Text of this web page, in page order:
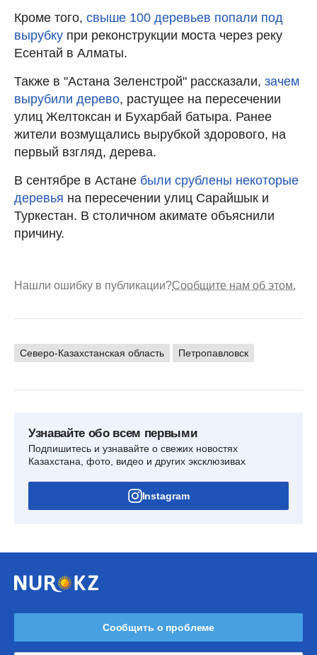
Кроме того, свыше 100 деревьев попали под
вырубку при реконструкции моста через реку
Есентай в Алматы.
Также в "Астана Зеленстрой" рассказали, зачем
вырубили дерево, растущее на пересечении
улиц Желтоксан и Бухарбай батыра. Ранее
жители возмущались вырубкой здорового, на
первый взгляд, дерева.
В сентябре в Астане были срублены некоторые
деревья на пересечении улиц Сарайшык и
Туркестан. В столичном акимате объяснили
причину.
Нашли ошибку в публикации?Сообщите нам об этом.
Северо-Казахстанская область Петропавловск
Узнавайте обо всем первыми
Подпишитесь и узнавайте о свежих новостях
Казахстана, фото, видео и других эксклюзивах
Instagram
Сообщить о проблеме